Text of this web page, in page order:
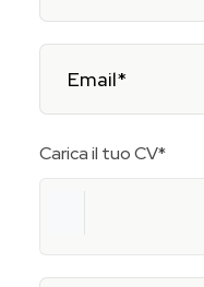
Carica il tuo CV*